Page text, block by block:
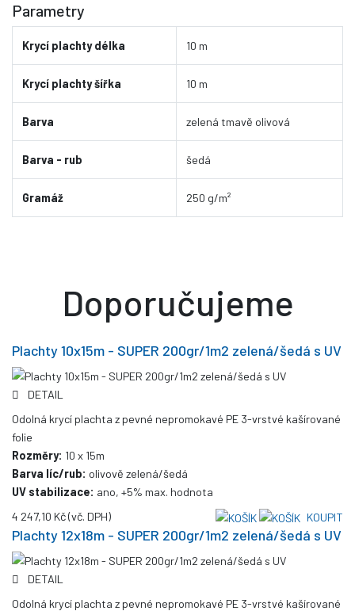
Parametry
Krycí plachty délka 10 m
Krycí plachty šířka 10 m
Barva zelená tmavě olivová
Barva - rub šedá
Gramáž 250 g/m²
Doporučujeme
Plachty 10x15m - SUPER 200gr/1m2 zelená/šedá s UV
DETAIL
Odolná krycí plachta z pevné nepromokavé PE 3-vrstvé kašírované
folie
Rozměry: 10 x 15m
Barva líc/rub: olivově zelená/šedá
UV stabilizace: ano, +5% max. hodnota
4 247,10 Kč(vč. DPH) KOUPIT
Plachty 12x18m - SUPER 200gr/1m2 zelená/šedá s UV
DETAIL
Odolná krycí plachta z pevné nepromokavé PE 3-vrstvé kašírované